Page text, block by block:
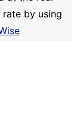
rate by using